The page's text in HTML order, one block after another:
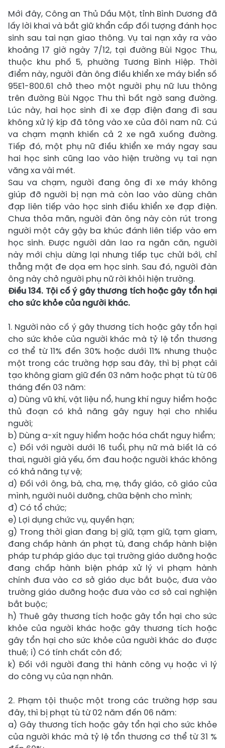
Mới đây, Công an Thủ Dầu Một, tỉnh Bình Dương đã
lấy lời khai và bắt giữ khẩn cấp đối tượng đánh học
sinh sau tai nạn giao thông. Vụ tai nạn xảy ra vào
khoảng 17 giờ ngày 7/12, tại đường Bùi Ngọc Thu,
thuộc khu phố 5, phường Tương Bình Hiệp. Thời
điểm này, người đàn ông điều khiển xe máy biển số
95E1-800.61 chở theo một người phụ nữ lưu thông
trên đường Bùi Ngọc Thu thì bất ngờ sang đường.
Lúc này, hai học sinh đi xe đạp điện đang đi sau
không xử lý kịp đã tông vào xe của đôi nam nữ. Cú
va chạm mạnh khiến cả 2 xe ngã xuống đường.
Tiếp đó, một phụ nữ điều khiển xe máy ngay sau
hai học sinh cũng lao vào hiện trường vụ tai nạn
văng xa vài mét.
Sau va chạm, người đang ông đi xe máy không
giúp đỡ người bị nạn mà còn lao vào dùng chân
đạp liên tiếp vào học sinh điều khiển xe đạp điện.
Chưa thỏa mãn, người đàn ông này còn rút trong
người một cây gậy ba khúc đánh liên tiếp vào em
học sinh. Được người dân lao ra ngăn căn, người
này mới chịu dừng lại nhưng tiếp tục chửi bới, chỉ
thẳng mặt đe dọa em học sinh. Sau đó, người đàn
ông này chở người phụ nữ rời khỏi hiện trường.
Điều 134. Tội cố ý gây thương tích hoặc gây tổn hại
cho sức khỏe của người khác.
1. Người nào cố ý gây thương tích hoặc gây tổn hại
cho sức khỏe của người khác mà tỷ lệ tổn thương
cơ thể từ 11% đến 30% hoặc dưới 11% nhưng thuộc
một trong các trường hợp sau đây, thì bị phạt cải
tạo không giam giữ đến 03 năm hoặc phạt tù từ 06
tháng đến 03 năm:
a) Dùng vũ khí, vật liệu nổ, hung khí nguy hiểm hoặc
thủ đoạn có khả năng gây nguy hại cho nhiều
người;
b) Dùng a-xít nguy hiểm hoặc hóa chất nguy hiểm;
c) Đối với người dưới 16 tuổi, phụ nữ mà biết là có
thai, người già yếu, ốm đau hoặc người khác không
có khả năng tự vệ;
d) Đối với ông, bà, cha, mẹ, thầy giáo, cô giáo của
mình, người nuôi dưỡng, chữa bệnh cho mình;
đ) Có tổ chức;
e) Lợi dụng chức vụ, quyền hạn;
g) Trong thời gian đang bị giữ, tạm giữ, tạm giam,
đang chấp hành án phạt tù, đang chấp hành biện
pháp tư pháp giáo dục tại trường giáo dưỡng hoặc
đang chấp hành biện pháp xử lý vi phạm hành
chính đưa vào cơ sở giáo dục bắt buộc, đưa vào
trường giáo dưỡng hoặc đưa vào cơ sở cai nghiện
bắt buộc;
h) Thuê gây thương tích hoặc gây tổn hại cho sức
khỏe của người khác hoặc gây thương tích hoặc
gây tổn hại cho sức khỏe của người khác do được
thuê; i) Có tính chất côn đồ;
k) Đối với người đang thi hành công vụ hoặc vì lý
do công vụ của nạn nhân.
2. Phạm tội thuộc một trong các trường hợp sau
đây, thì bị phạt tù từ 02 năm đến 06 năm:
a) Gây thương tích hoặc gây tổn hại cho sức khỏe
của người khác mà tỷ lệ tổn thương cơ thể từ 31 %